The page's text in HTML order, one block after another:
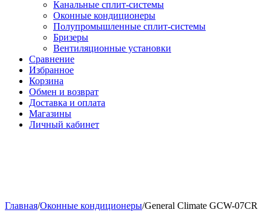
Канальные сплит-системы
Оконные кондиционеры
Полупромышленные сплит-системы
Бризеры
Вентиляционные установки
Сравнение
Избранное
Корзина
Обмен и возврат
Доставка и оплата
Магазины
Личный кабинет
Главная/Оконные кондиционеры/General Climate GCW-07CR